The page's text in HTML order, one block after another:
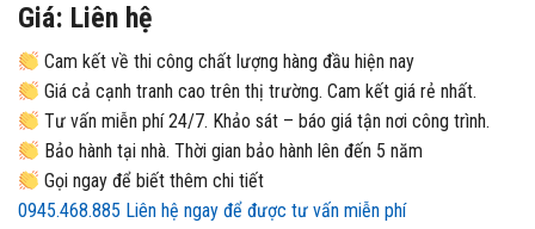
Giá: Liên hệ
Cam kết về thi công chất lượng hàng đầu hiện nay
Giá cả cạnh tranh cao trên thị trường. Cam kết giá rẻ nhất.
Tư vấn miễn phí 24/7. Khảo sát – báo giá tận nơi công trình.
Bảo hành tại nhà. Thời gian bảo hành lên đến 5 năm
Gọi ngay để biết thêm chi tiết
0945.468.885 Liên hệ ngay để được tư vấn miễn phí